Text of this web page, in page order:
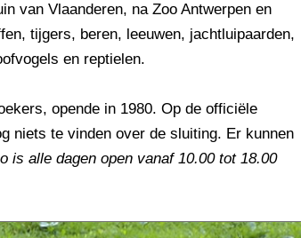
van Vlaanderen, na Zoo Antwerpen en
tijgers, beren, leeuwen, jachtluipaarden,
en reptielen.
opende in 1980. Op de officiële
niets te vinden over de sluiting. Er kunnen
is alle dagen open vanaf 10.00 tot 18.00